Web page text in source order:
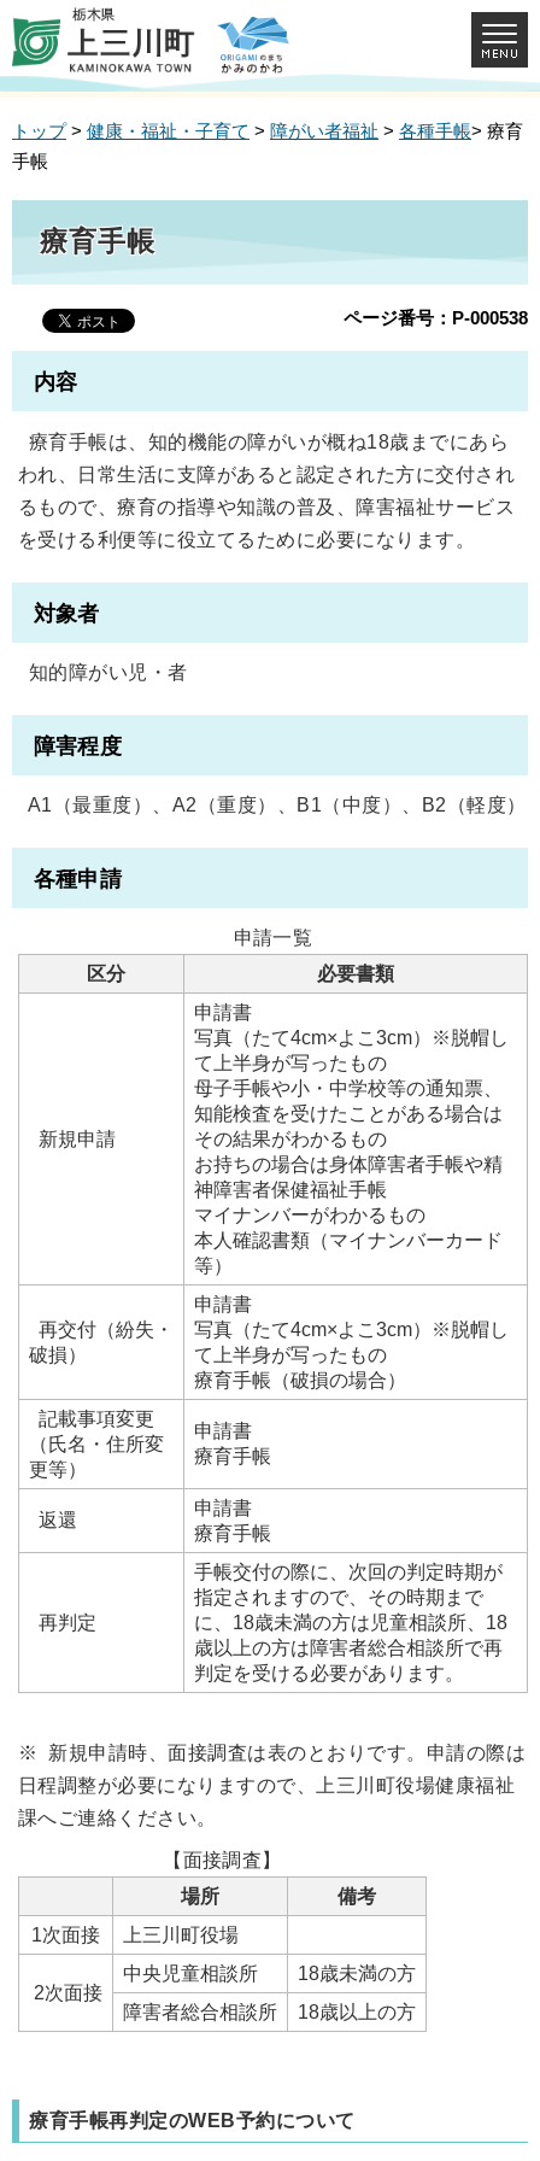
トップ> 健康・福祉・子育て > 障がい者福祉 > 各種手帳> 療育
手帳
療育手帳
ページ番号：P-000538
内容
療育手帳は、知的機能の障がいが概ね18歳までにあら
われ、日常生活に支障があると認定された方に交付され
るもので、療育の指導や知識の普及、障害福祉サービス
を受ける利便等に役立てるために必要になります。
対象者
知的障がい児・者
障害程度
A1（最重度）、A2（重度）、B1（中度）、B2（軽度）
各種申請
申請一覧
区分 必要書類
新規申請
申請書
写真（たて4cm×よこ3cm）※脱帽し
て上半身が写ったもの
母子手帳や小・中学校等の通知票、
知能検査を受けたことがある場合は
その結果がわかるもの
お持ちの場合は身体障害者手帳や精
神障害者保健福祉手帳
マイナンバーがわかるもの
本人確認書類（マイナンバーカード
等）
再交付（紛失・
破損）
申請書
写真（たて4cm×よこ3cm）※脱帽し
て上半身が写ったもの
療育手帳（破損の場合）
記載事項変更
（氏名・住所変
更等）
申請書
療育手帳
返還
申請書
療育手帳
再判定
手帳交付の際に、次回の判定時期が
指定されますので、その時期まで
に、18歳未満の方は児童相談所、18
歳以上の方は障害者総合相談所で再
判定を受ける必要があります。
※ 新規申請時、面接調査は表のとおりです。申請の際は
日程調整が必要になりますので、上三川町役場健康福祉
課へご連絡ください。
【面接調査】
場所
備考
1次面接
上三川町役場
2次面接
中央児童相談所
18歳未満の方
障害者総合相談所
18歳以上の方
療育手帳再判定のWEB予約について